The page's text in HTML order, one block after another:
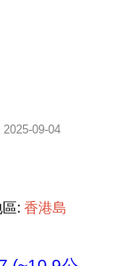
2025-09-04
區:香港島